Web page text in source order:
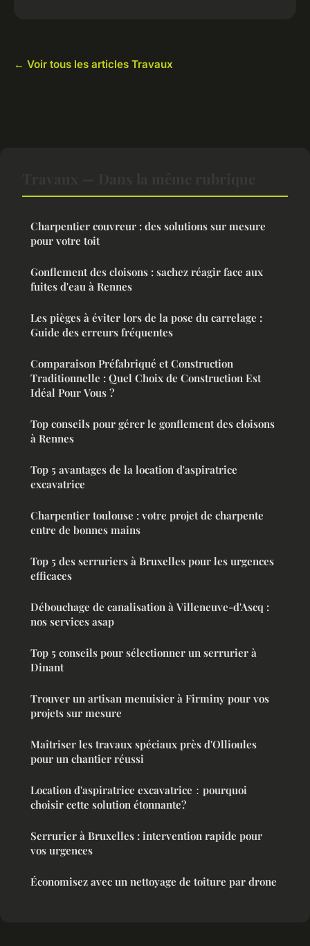
← Voir tous les articles Travaux
Charpentier couvreur : des solutions sur mesure
pour votre toit
Gonflement des cloisons : sachez réagir face aux
fuites d'eau à Rennes
Les pièges à éviter lors de la pose du carrelage :
Guide des erreurs fréquentes
Comparaison Préfabriqué et Construction
Traditionnelle : Quel Choix de Construction Est
Idéal Pour Vous ?
Top conseils pour gérer le gonflement des cloisons
à Rennes
Top 5 avantages de la location d'aspiratrice
excavatrice
Charpentier toulouse : votre projet de charpente
entre de bonnes mains
Top 5 des serruriers à Bruxelles pour les urgences
efficaces
Débouchage de canalisation à Villeneuve-d'Ascq :
nos services asap
Top 5 conseils pour sélectionner un serrurier à
Dinant
Trouver un artisan menuisier à Firminy pour vos
projets sur mesure
Maîtriser les travaux spéciaux près d'Ollioules
pour un chantier réussi
Location d'aspiratrice excavatrice：pourquoi
choisir cette solution étonnante?
Serrurier à Bruxelles : intervention rapide pour
vos urgences
Économisez avec un nettoyage de toiture par drone